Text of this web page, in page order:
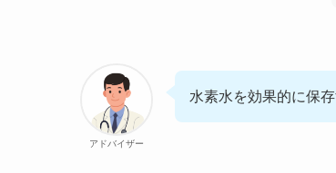
アドバイザー
水素水を効果的に保